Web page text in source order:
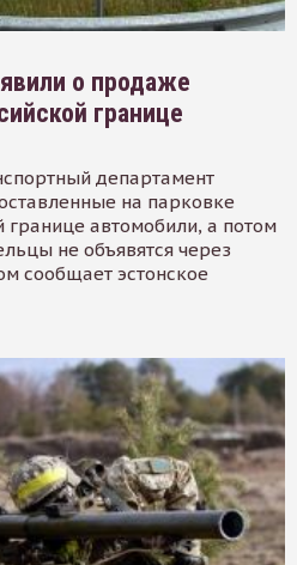
о продаже
границе
департамент
на парковке
автомобили, а потом
не объявятся через
сообщает эстонское